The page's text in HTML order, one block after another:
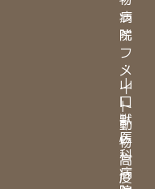
病
院
・
山
口
獣
医
科
病
ラ
イ
フ
メ
イ
ト
動
物
高
度